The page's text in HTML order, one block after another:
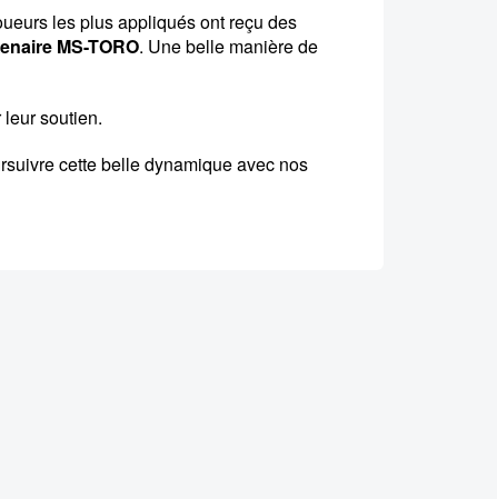
les plus appliqués ont reçu des
MS-TORO. Une belle manière de
soutien.
cette belle dynamique avec nos